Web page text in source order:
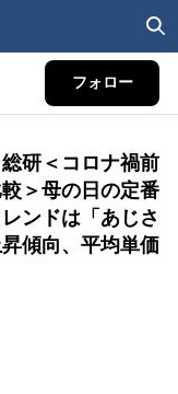
フォロー
研＜コロナ禍前
＞母の日の定番
ンドは「あじさ
傾向、平均単価